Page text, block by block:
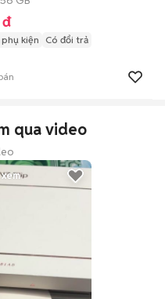
phụ kiện Có đổi trả
qua video